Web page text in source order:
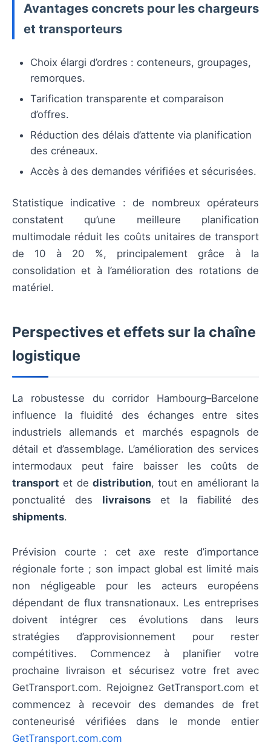
Avantages concrets pour les chargeurs
et transporteurs
Choix élargi d’ordres : conteneurs, groupages,
remorques.
Tarification transparente et comparaison
d’offres.
Réduction des délais d’attente via planification
des créneaux.
Accès à des demandes vérifiées et sécurisées.
Statistique indicative : de nombreux opérateurs
constatent qu’une meilleure planification
multimodale réduit les coûts unitaires de transport
de 10 à 20 %, principalement grâce à la
consolidation et à l’amélioration des rotations de
matériel.
Perspectives et effets sur la chaîne
logistique
La robustesse du corridor Hambourg–Barcelone
influence la fluidité des échanges entre sites
industriels allemands et marchés espagnols de
détail et d’assemblage. L’amélioration des services
intermodaux peut faire baisser les coûts de
transport et de distribution, tout en améliorant la
ponctualité des livraisons et la fiabilité des
shipments.
Prévision courte : cet axe reste d’importance
régionale forte ; son impact global est limité mais
non négligeable pour les acteurs européens
dépendant de flux transnationaux. Les entreprises
doivent intégrer ces évolutions dans leurs
stratégies d’approvisionnement pour rester
compétitives. Commencez à planifier votre
prochaine livraison et sécurisez votre fret avec
GetTransport.com. Rejoignez GetTransport.com et
commencez à recevoir des demandes de fret
conteneurisé vérifiées dans le monde entier
GetTransport.com.com